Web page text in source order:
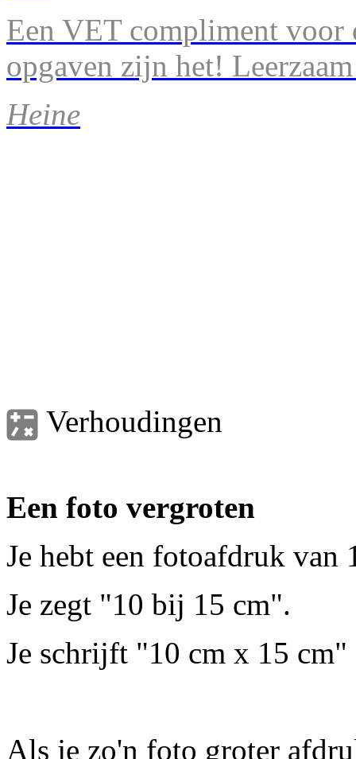
Een VET compliment voor
opgaven zijn het!
Heine
Verhoudingen
Een foto vergroten
Je hebt een fotoafdruk van
Je zegt "10 bij 15 cm".
Je schrijft "10 cm x 15
Als je zo'n foto groter